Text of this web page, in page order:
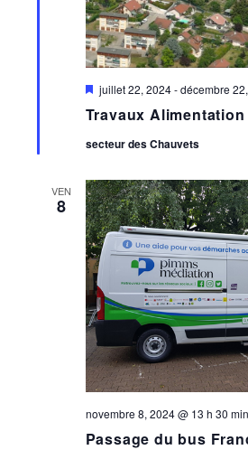
Travaux
Mis
avant
juillet 22, 2024-décembre
secteur des Chauvets
VEN
8
Passage du bus
novembre 8, 2024 @ 13 h 30 min